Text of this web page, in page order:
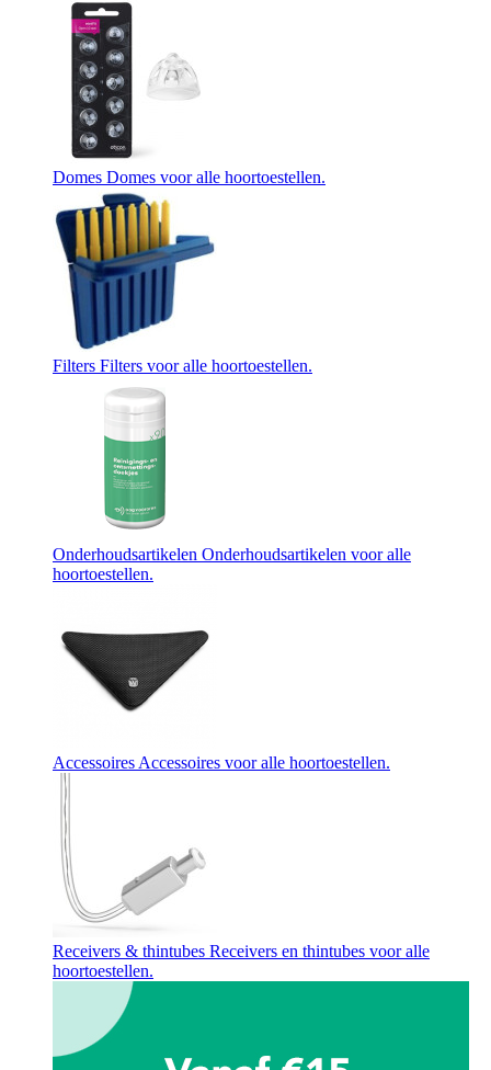
Domes Domes voor alle hoortoestellen.
Filters Filters voor alle hoortoestellen.
Onderhoudsartikelen Onderhoudsartikelen voor alle
hoortoestellen.
AccessoiresAccessoires voor alle hoortoestellen.
Receivers & thintubes Receivers en thintubes voor alle
hoortoestellen.